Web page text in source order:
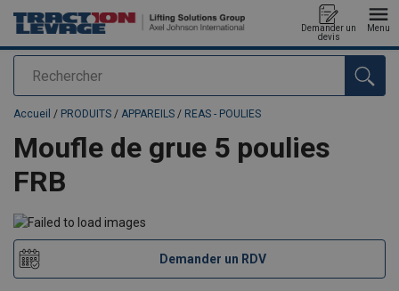
Rechercher
Demander un
devis
Menu
Ajouté au panier
Accueil / PRODUITS / APPAREILS / REAS - POULIES
Moufle de grue 5 poulies
FRB
Demander un RDV